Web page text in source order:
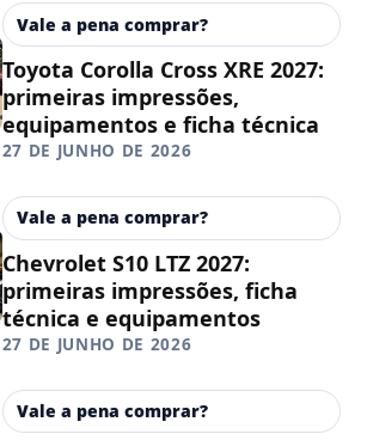
Vale a pena comprar?
Toyota Corolla Cross XRE 2027:
primeiras impressões,
equipamentos e ficha técnica
27 DE JUNHO DE 2026
Vale a pena comprar?
Chevrolet S10 LTZ 2027:
primeiras impressões, ficha
técnica e equipamentos
27 DE JUNHO DE 2026
Vale a pena comprar?